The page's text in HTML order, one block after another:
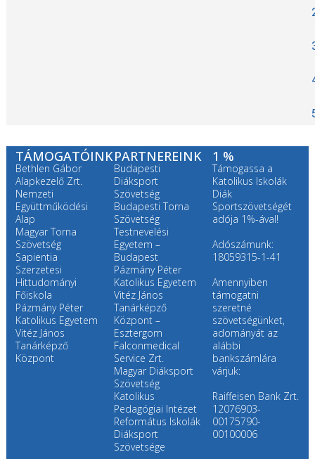
TÁMOGATÓINK
Bethlen Gábor
Alapkezelő Zrt.
Nemzeti
Együttműködési
Alap
Magyar Torna
Szövetség
Sapientia
Szerzetesi
Hittudományi
Főiskola
Pázmány Péter
Katolikus Egyetem
Vitéz János
Tanárképző
Központ
PARTNEREINK
Budapesti
Diáksport
Szövetség
Budapesti Torna
Szövetség
Testnevelési
Egyetem –
Budapest
Pázmány Péter
Katolikus Egyetem
Vitéz János
Tanárképző
Központ –
Esztergom
Falconmedical
Service Zrt.
Magyar Diáksport
Szövetség
Katolikus
Pedagógiai Intézet
Református Iskolák
Diáksport
Szövetsége
1 %
Támogassa a
Katolikus Iskolák
Diák
Sportszövetségét
adója 1%-ával!
Adószámunk:
18059315-1-41
Amennyiben
támogatni
szeretné
szövetségünket,
adományát az
alábbi
bankszámlára
várjuk:
Raiffeisen Bank Zrt.
12076903-
00175790-
00100006